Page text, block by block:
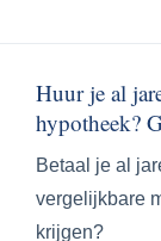
Huur je al
hypotheek?
Betaal je al
vergelijkbare
krijgen?